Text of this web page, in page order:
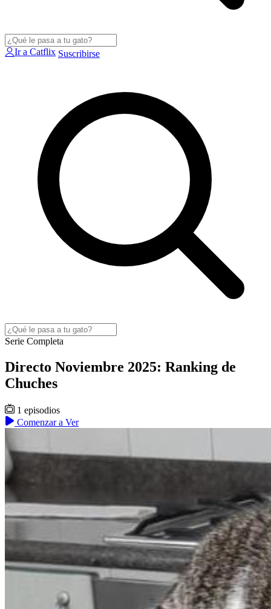
Ir a Catflix Suscribirse
Serie Completa
Directo Noviembre 2025: Ranking de
Chuches
1 episodios
Comenzar a Ver